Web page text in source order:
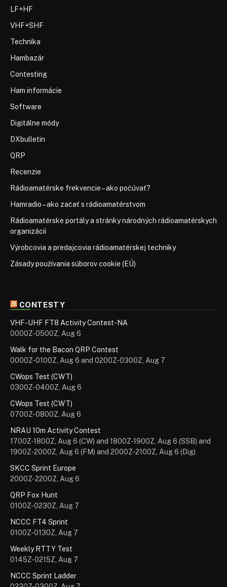
LF+HF
VHF+SHF
Technika
Hambazár
Contesting
Ham informácie
Software
Digitálne módy
DXbulletin
QRP
Recenzie
Rádioamatérske frekvencie – ako počúvať?
Hamradio – ako začať s rádioamatérstvom
Rádioamatérske portály a stránky národných rádioamatérskych
organizácií
Výrobcovia a predajcovia rádioamatérskej techniky
Zásady používania súborov cookie (EÚ)
CONTESTY
VHF-UHF FT8 Activity Contest-NA
0000Z-0500Z, Aug 6
Walk for the Bacon QRP Contest
0000Z-0100Z, Aug 6 and 0200Z-0300Z, Aug 7
CWops Test (CWT)
0300Z-0400Z, Aug 6
CWops Test (CWT)
0700Z-0800Z, Aug 6
NRAU 10m Activity Contest
1700Z-1800Z, Aug 6 (CW) and 1800Z-1900Z, Aug 6 (SSB) and
1900Z-2000Z, Aug 6 (FM) and 2000Z-2100Z, Aug 6 (Dig)
SKCC Sprint Europe
2000Z-2200Z, Aug 6
QRP Fox Hunt
0100Z-0230Z, Aug 7
NCCC FT4 Sprint
0100Z-0130Z, Aug 7
Weekly RTTY Test
0145Z-0215Z, Aug 7
NCCC Sprint Ladder